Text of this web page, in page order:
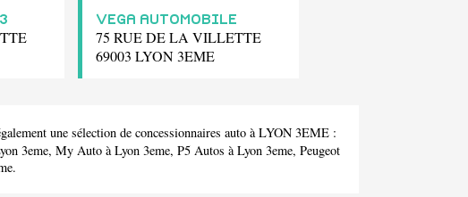
VEGA AUTOMOBILE
75 RUE DE LA VILLETTE
69003 LYON 3EME
une sélection de concessionnaires auto à LYON 3EME :
3eme, My Auto à Lyon 3eme, P5 Autos à Lyon 3eme, Peugeot